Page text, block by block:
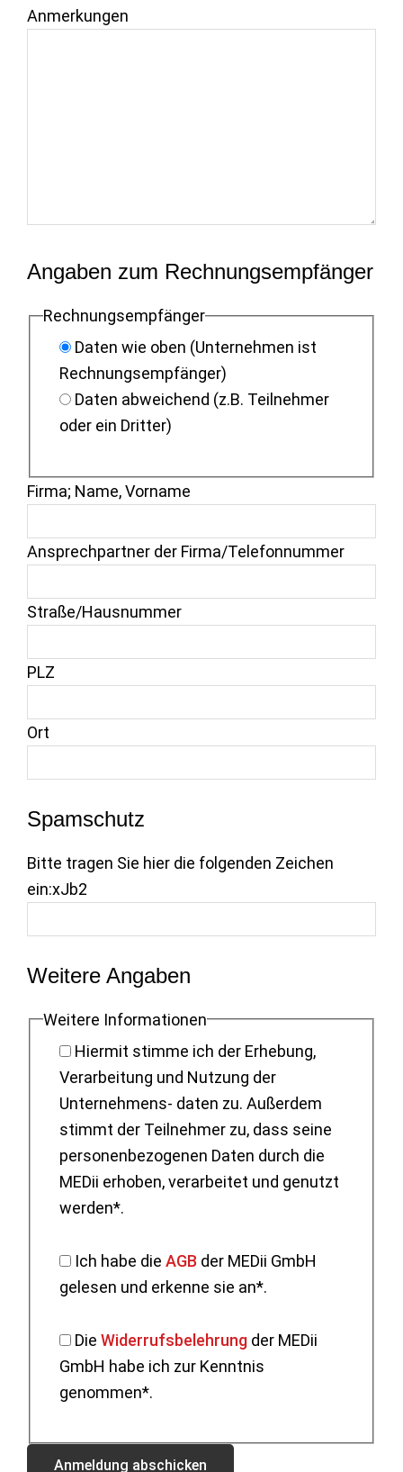
Anmerkungen
Angaben zum Rechnungsempfänger
Rechnungsempfänger
Daten wie oben (Unternehmen ist
Rechnungsempfänger)
Daten abweichend (z.B. Teilnehmer
oder ein Dritter)
Firma; Name, Vorname
Ansprechpartner der Firma/Telefonnummer
Straße/Hausnummer
PLZ
Ort
Spamschutz
Bitte tragen Sie hier die folgenden Zeichen
ein:xJb2
Weitere Angaben
Weitere Informationen
Hiermit stimme ich der Erhebung,
Verarbeitung und Nutzung der
Unternehmens- daten zu. Außerdem
stimmt der Teilnehmer zu, dass seine
personenbezogenen Daten durch die
MEDii erhoben, verarbeitet und genutzt
werden*.
Ich habe die AGB der MEDii GmbH
gelesen und erkenne sie an*.
Die Widerrufsbelehrungder MEDii
GmbH habe ich zur Kenntnis
genommen*.